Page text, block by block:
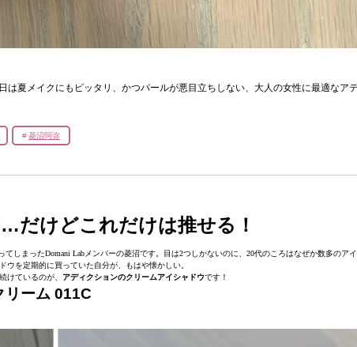
は夏メイクにもピッタリ、かつパールが悪目立ちしない、大人の女性に最適なア
菱沼阿弥
だけどこれだけは推せる！
しまったDomani Labメンバーの菱沼です。目は2つしかないのに、20代のころはなぜか数多のア
ウを定期的に買っていた自分が、もはや懐かしい。
けているのが、 アディクションのクリームアイシャドウです！
リーム 011C